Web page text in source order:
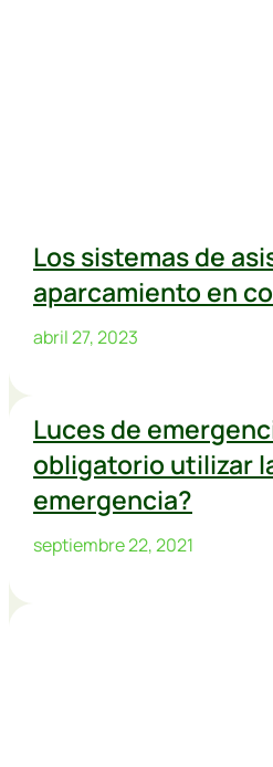
Los sistemas de
aparcamiento en
abril 27, 2023
Luces de
obligatorio utilizar
emergencia?
septiembre 22, 2021